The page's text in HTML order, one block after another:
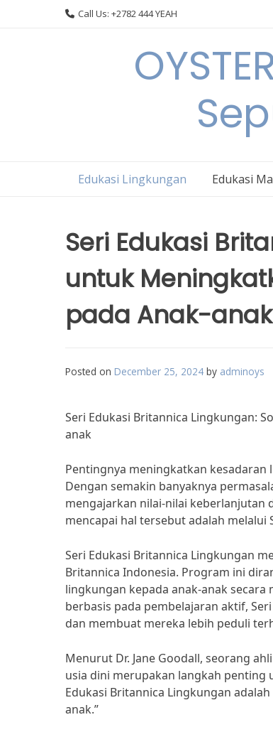
Call Us: +2782 444 YEAH
Edukasi Lingkungan Edukasi
Seri Edukasi
untuk
pada Anak-anak
Posted on December 25, 2024 by adminoys
Seri Edukasi Britannica Lingkungan:
anak
Pentingnya meningkatkan
Dengan semakin banyaknya
mengajarkan nilai-nilai keberlanjutan
mencapai hal tersebut adalah melalui
Seri Edukasi Britannica Lingkungan
Britannica Indonesia. Program ini
lingkungan kepada anak-anak
berbasis pada pembelajaran aktif,
dan membuat mereka lebih peduli
Menurut Dr. Jane Goodall, seorang
usia dini merupakan langkah penting
Edukasi Britannica Lingkungan
anak.”